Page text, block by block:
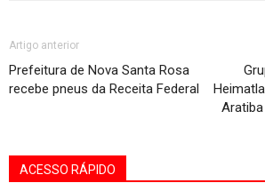
Artigo anterior
Prefeitura de Nova Santa Rosa
recebe pneus da Receita Federal
ACESSO RÁPIDO